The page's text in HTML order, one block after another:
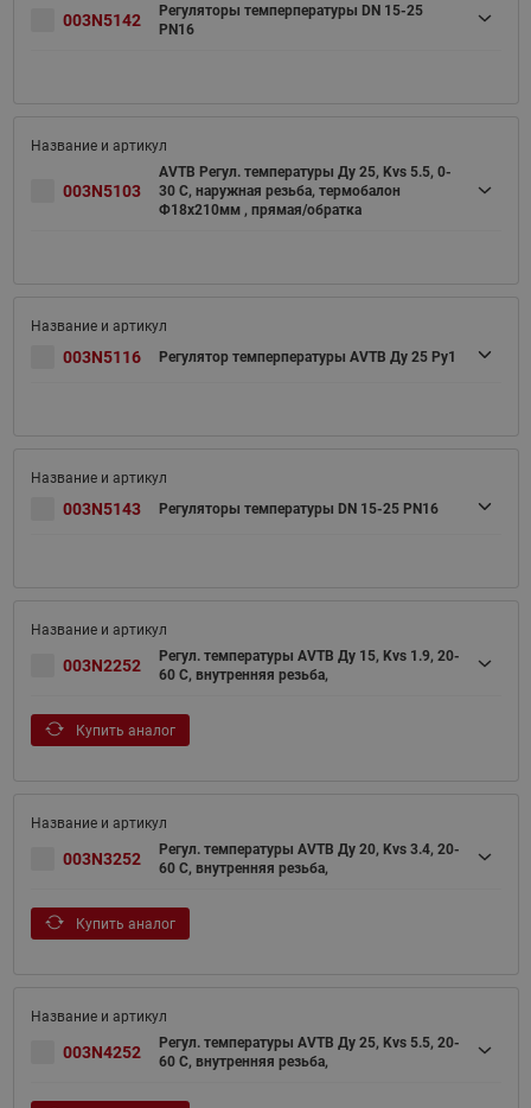
003N5142
Регуляторы темперпературы DN 15-25
PN16
003N5103
AVTB Регул. температуры Ду 25, Kvs 5.5, 0-
30 C, наружная резьба, термобалон
Ф18х210мм , прямая/обратка
003N5116 Регулятор темперпературы AVTB Ду 25 Pу1
003N5143 Регуляторы температуры DN 15-25 PN16
003N2252
Регул. температуры AVTB Ду 15, Kvs 1.9, 20-
60 C, внутренняя резьба,
Купить аналог
003N3252
Регул. температуры AVTB Ду 20, Kvs 3.4, 20-
60 C, внутренняя резьба,
Купить аналог
003N4252
Регул. температуры AVTB Ду 25, Kvs 5.5, 20-
60 C, внутренняя резьба,